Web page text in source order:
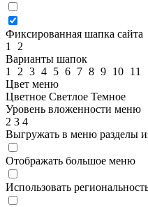
Фиксированная шапка сайта
1
2
Варианты шапок
1
2 3 4 5 6 7 8 9 10 11
Цвет меню
Цветное Светлое Темное
Уровень вложенности меню
2 3 4
Выгружать в меню разделы
Отображать большое меню
Использовать